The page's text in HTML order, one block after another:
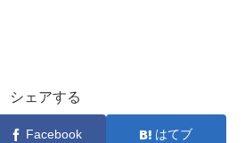
シェアする
Facebook はてブ